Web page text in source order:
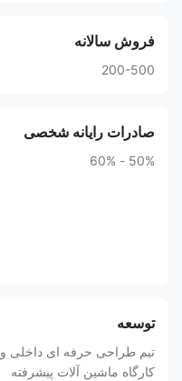
فروش سالانه
200-500
صادرات رایانه شخصی
50% - 60%
توسعه
تیم طراحی حرفه ای داخلی و
کارگاه ماشین آلات پیشرفته